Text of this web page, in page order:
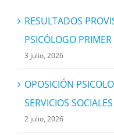
RESULTADOS
PSICÓLOGO PRIMER
3 julio, 2026
OPOSICIÓN
SERVICIOS SOCIALES
2 julio, 2026